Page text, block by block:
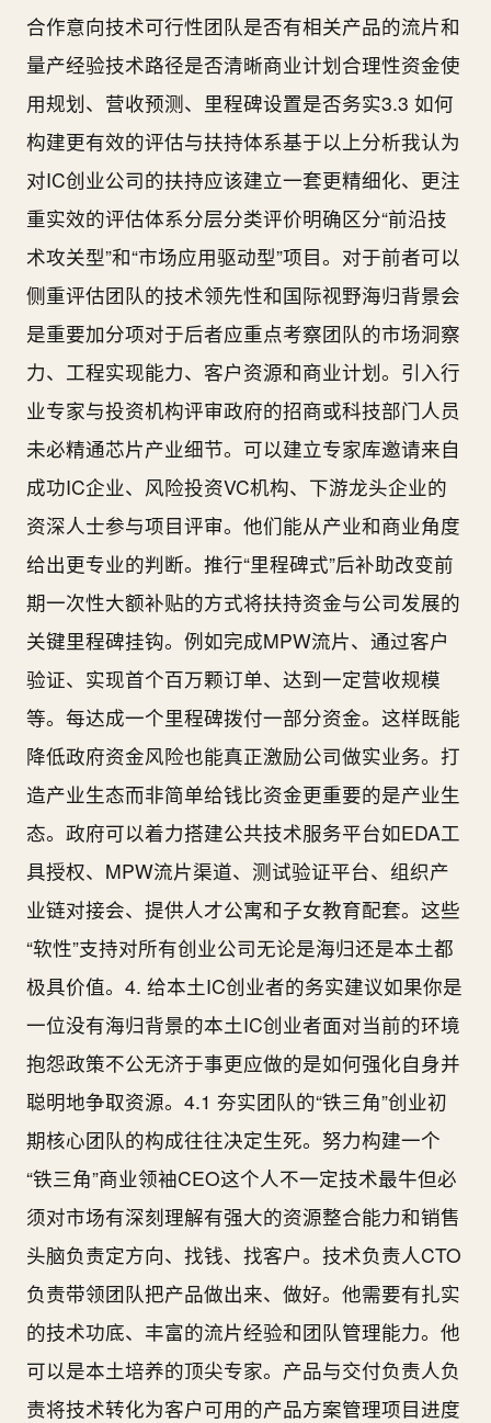
合作意向技术可行性团队是否有相关产品的流片和
量产经验技术路径是否清晰商业计划合理性资金使
用规划、营收预测、里程碑设置是否务实3.3 如何
构建更有效的评估与扶持体系基于以上分析我认为
对IC创业公司的扶持应该建立一套更精细化、更注
重实效的评估体系分层分类评价明确区分“前沿技
术攻关型”和“市场应用驱动型”项目。对于前者可以
侧重评估团队的技术领先性和国际视野海归背景会
是重要加分项对于后者应重点考察团队的市场洞察
力、工程实现能力、客户资源和商业计划。引入行
业专家与投资机构评审政府的招商或科技部门人员
未必精通芯片产业细节。可以建立专家库邀请来自
成功IC企业、风险投资VC机构、下游龙头企业的
资深人士参与项目评审。他们能从产业和商业角度
给出更专业的判断。推行“里程碑式”后补助改变前
期一次性大额补贴的方式将扶持资金与公司发展的
关键里程碑挂钩。例如完成MPW流片、通过客户
验证、实现首个百万颗订单、达到一定营收规模
等。每达成一个里程碑拨付一部分资金。这样既能
降低政府资金风险也能真正激励公司做实业务。打
造产业生态而非简单给钱比资金更重要的是产业生
态。政府可以着力搭建公共技术服务平台如EDA工
具授权、MPW流片渠道、测试验证平台、组织产
业链对接会、提供人才公寓和子女教育配套。这些
“软性”支持对所有创业公司无论是海归还是本土都
极具价值。4. 给本土IC创业者的务实建议如果你是
一位没有海归背景的本土IC创业者面对当前的环境
抱怨政策不公无济于事更应做的是如何强化自身并
聪明地争取资源。4.1 夯实团队的“铁三角”创业初
期核心团队的构成往往决定生死。努力构建一个
“铁三角”商业领袖CEO这个人不一定技术最牛但必
须对市场有深刻理解有强大的资源整合能力和销售
头脑负责定方向、找钱、找客户。技术负责人CTO
负责带领团队把产品做出来、做好。他需要有扎实
的技术功底、丰富的流片经验和团队管理能力。他
可以是本土培养的顶尖专家。产品与交付负责人负
责将技术转化为客户可用的产品方案管理项目进度